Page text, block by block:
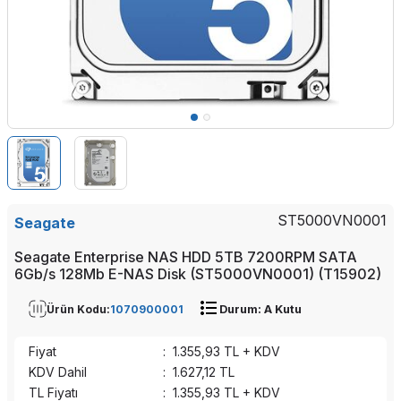
Seagate ST5000VN0001
Seagate Enterprise NAS HDD 5TB 7200RPM SATA
6Gb/s 128Mb E-NAS Disk (ST5000VN0001) (T15902)
Ürün Kodu:1070900001 Durum: A Kutu
Fiyat : 1.355,93 TL + KDV
KDV Dahil
: 1.627,12 TL
TL Fiyatı
: 1.355,93 TL + KDV